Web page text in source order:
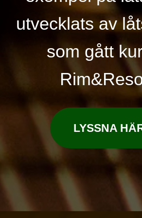
utvecklats av
som gått
LYSSNA